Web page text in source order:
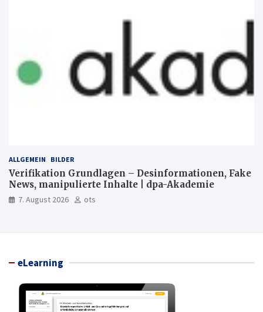
ALLGEMEIN BILDER
Verifikation Grundlagen – Desinformationen, Fake
News, manipulierte Inhalte | dpa-Akademie
7. August 2026 ots
eLearning